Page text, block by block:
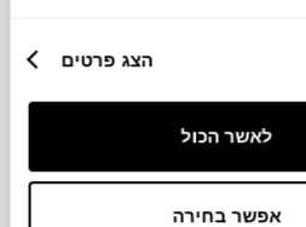
הצג פרטים
לאשר הכול
אפשר בחירה
לקיימות ולשימוש
לסביבה.